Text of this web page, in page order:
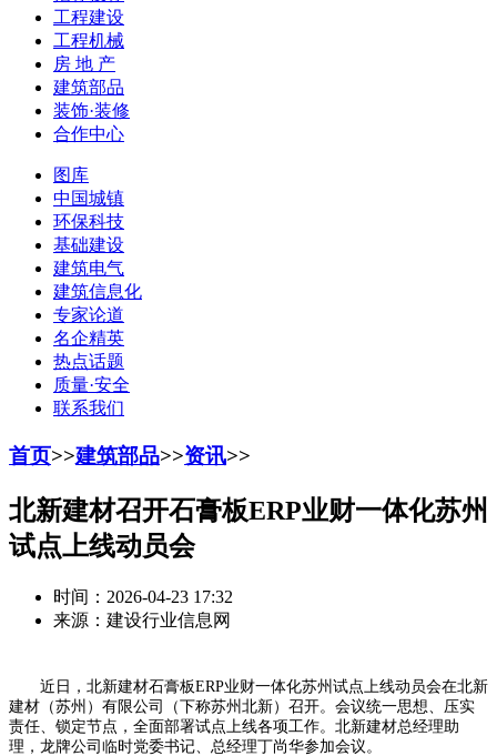
工程建设
工程机械
房 地 产
建筑部品
装饰·装修
合作中心
图库
中国城镇
环保科技
基础建设
建筑电气
建筑信息化
专家论道
名企精英
热点话题
质量·安全
联系我们
首页>>建筑部品>>资讯>>
北新建材召开石膏板ERP业财一体化苏州
试点上线动员会
时间：2026-04-23 17:32
来源：建设行业信息网
近日，北新建材石膏板ERP业财一体化苏州试点上线动员会在北新
建材（苏州）有限公司（下称苏州北新）召开。会议统一思想、压实
责任、锁定节点，全面部署试点上线各项工作。北新建材总经理助
理，龙牌公司临时党委书记、总经理丁尚华参加会议。